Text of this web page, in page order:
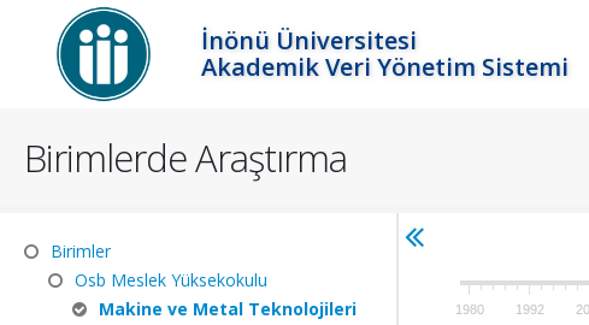
İnönü Üniversitesi
Akademik Veri Yönetim Sistemi
Birimlerde Araştırma
Birimler
Osb Meslek Yüksekokulu
Makine ve Metal Teknolojileri
1980 1992